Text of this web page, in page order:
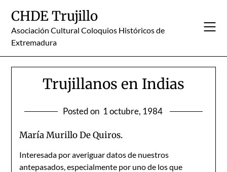
content
CHDE Trujillo
Asociación Cultural Coloquios Históricos de
Extremadura
Trujillanos en Indias
Posted on 1 octubre, 1984
María Murillo De Quiros.
Interesada por averiguar datos de nuestros
antepasados, especialmente por uno de los que